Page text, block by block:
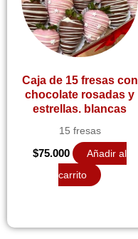
Caja de 15 fresas con
chocolate rosadas y
estrellas. blancas
15 fresas
$75.000
Añadir al
carrito